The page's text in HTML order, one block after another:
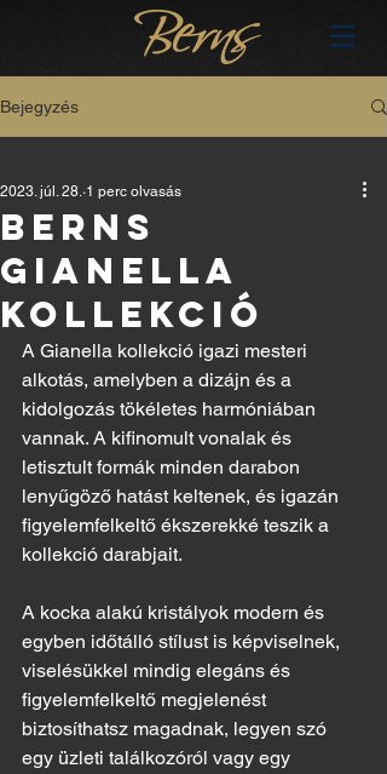
Bejegyzés
Berns
Gianella
kollekció
2023. júl. 28. 1 perc olvasás
A Gianella kollekció igazi mesteri
alkotás, amelyben a dizájn és a
kidolgozás tökéletes harmóniában
vannak. A kifinomult vonalak és
letisztult formák minden darabon
lenyűgöző hatást keltenek, és igazán
figyelemfelkeltő ékszerekké teszik a
kollekció darabjait.
A kocka alakú kristályok modern és
egyben időtálló stílust is képviselnek,
viselésükkel mindig elegáns és
figyelemfelkeltő megjelenést
biztosíthatsz magadnak, legyen szó
egy üzleti találkozóról vagy egy